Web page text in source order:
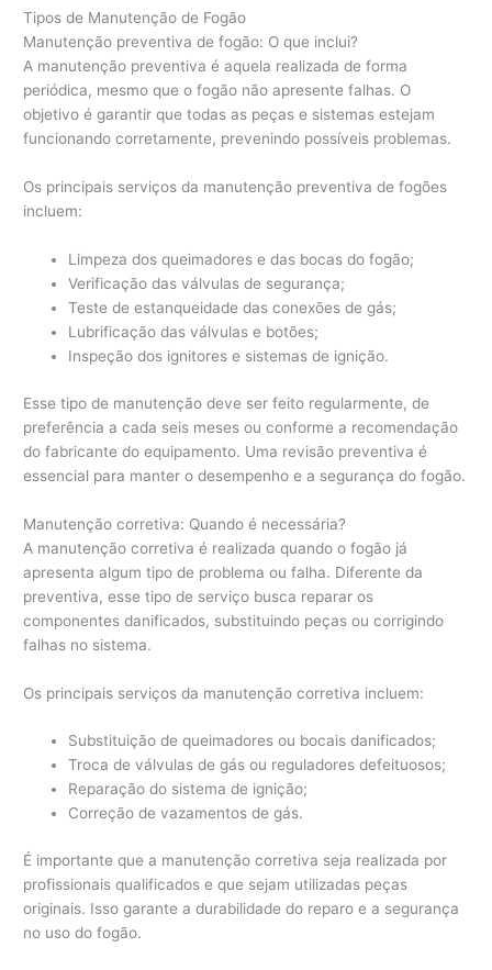
Tipos de Manutenção de Fogão
Manutenção preventiva de fogão: O que inclui?
A manutenção preventiva é aquela realizada de forma
periódica, mesmo que o fogão não apresente falhas. O
objetivo é garantir que todas as peças e sistemas estejam
funcionando corretamente, prevenindo possíveis problemas.
Os principais serviços da manutenção preventiva de fogões
incluem:
Limpeza dos queimadores e das bocas do fogão;
Verificação das válvulas de segurança;
Teste de estanqueidade das conexões de gás;
Lubrificação das válvulas e botões;
Inspeção dos ignitores e sistemas de ignição.
Esse tipo de manutenção deve ser feito regularmente, de
preferência a cada seis meses ou conforme a recomendação
do fabricante do equipamento. Uma revisão preventiva é
essencial para manter o desempenho e a segurança do fogão.
Manutenção corretiva: Quando é necessária?
A manutenção corretiva é realizada quando o fogão já
apresenta algum tipo de problema ou falha. Diferente da
preventiva, esse tipo de serviço busca reparar os
componentes danificados, substituindo peças ou corrigindo
falhas no sistema.
Os principais serviços da manutenção corretiva incluem:
Substituição de queimadores ou bocais danificados;
Troca de válvulas de gás ou reguladores defeituosos;
Reparação do sistema de ignição;
Correção de vazamentos de gás.
É importante que a manutenção corretiva seja realizada por
profissionais qualificados e que sejam utilizadas peças
originais. Isso garante a durabilidade do reparo e a segurança
no uso do fogão.